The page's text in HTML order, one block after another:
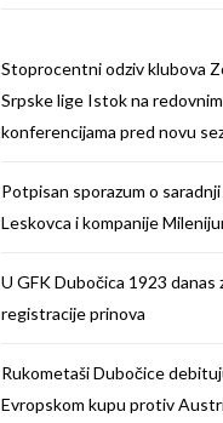
Stoprocentni odziv klubova
Srpske lige Istok na redovnim
konferencijama pred novu
Potpisan sporazum o saradnji
Leskovca i kompanije
U GFK Dubočica 1923 danas
registracije prinova
Rukometaši Dubočice
Evropskom kupu protiv